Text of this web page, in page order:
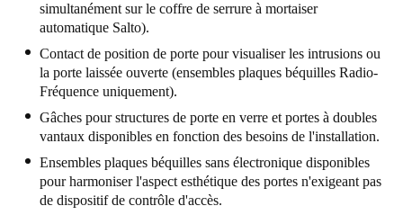
France
Français
Netherlands
FrançaisNederlandsEnglish
simultanément sur le coffre de serrure à mortaiser
automatique Salto).
Contact de position de porte pour visualiser les intrusions ou
la porte laissée ouverte (ensembles plaques béquilles Radio-
Fréquence uniquement).
Gâches pour structures de porte en verre et portes à doubles
vantaux disponibles en fonction des besoins de l'installation.
Ensembles plaques béquilles sans électronique disponibles
pour harmoniser l'aspect esthétique des portes n'exigeant pas
de dispositif de contrôle d'accès.